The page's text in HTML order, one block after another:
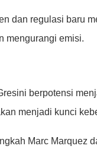
dan regulasi baru
mengurangi emisi.
berpotensi
menjadi kunci
Marc Marquez